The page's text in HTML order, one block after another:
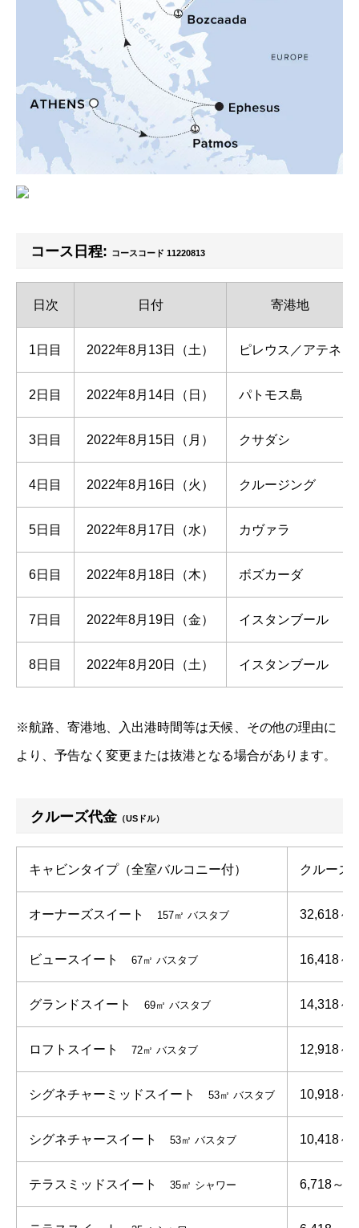
コース日程: コースコード 11220813
日次 日付 寄港地
1日目 2022年8月13日（土） ピレウス／アテネ
2日目 2022年8月14日（日） パトモス島
3日目 2022年8月15日（月） クサダシ
4日目 2022年8月16日（火） クルージング
5日目 2022年8月17日（水） カヴァラ
6日目 2022年8月18日（木） ボズカーダ
7日目 2022年8月19日（金） イスタンブール
8日目 2022年8月20日（土） イスタンブール
※航路、寄港地、入出港時間等は天候、その他の理由に
より、予告なく変更または抜港となる場合があります。
クルーズ代金（USドル）
キャビンタイプ（全室バルコニー付） クルーズ
オーナーズスイート 157㎡ バスタブ 32,618～
ビュースイート 67㎡ バスタブ 16,418～
グランドスイート 69㎡ バスタブ 14,318～
ロフトスイート 72㎡ バスタブ 12,918～
シグネチャーミッドスイート 53㎡ バスタブ 10,918～
シグネチャースイート 53㎡ バスタブ 10,418～
テラスミッドスイート 35㎡ シャワー 6,718～